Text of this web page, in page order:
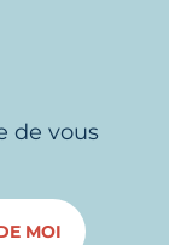
de vous
MOI